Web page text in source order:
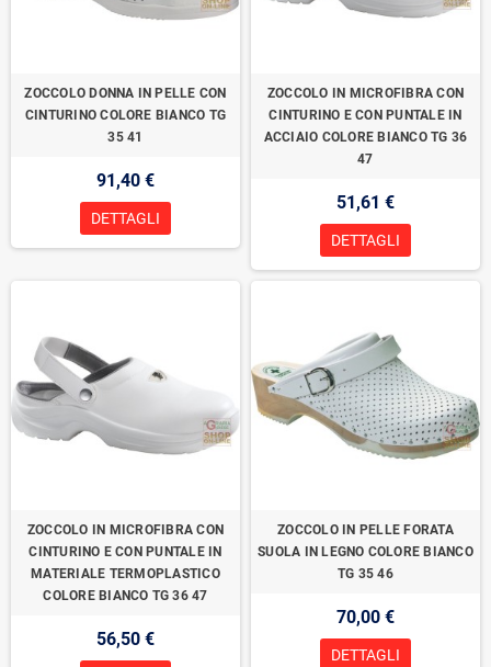
ZOCCOLO DONNA IN PELLE CON
CINTURINO COLORE BIANCO TG
35 41
91,40 €
DETTAGLI
ZOCCOLO IN MICROFIBRA CON
CINTURINO E CON PUNTALE IN
ACCIAIO COLORE BIANCO TG 36
47
51,61 €
DETTAGLI
ZOCCOLO IN MICROFIBRA CON
CINTURINO E CON PUNTALE IN
MATERIALE TERMOPLASTICO
COLORE BIANCO TG 36 47
56,50 €
ZOCCOLO IN PELLE FORATA
SUOLA IN LEGNO COLORE BIANCO
TG 35 46
70,00 €
DETTAGLI